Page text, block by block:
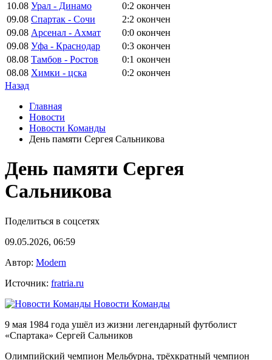
10.08 Урал - Динамо 0:2 окончен
09.08 Спартак - Сочи 2:2 окончен
09.08 Арсенал - Ахмат 0:0 окончен
09.08 Уфа - Краснодар 0:3 окончен
08.08 Тамбов - Ростов 0:1 окончен
08.08 Химки - цска 0:2 окончен
Назад
Главная
Новости
Новости Команды
День памяти Сергея Сальникова
День памяти Сергея
Сальникова
Поделиться в соцсетях
09.05.2026, 06:59
Автор: Modern
Источник: fratria.ru
Новости Команды
9 мая 1984 года ушёл из жизни легендарный футболист
«Спартака» Сергей Сальников
Олимпийский чемпион Мельбурна, трёхкратный чемпион